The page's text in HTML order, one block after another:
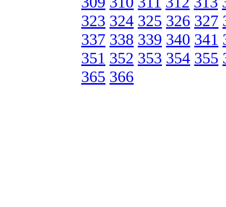
323 324 325 326 327
337 338 339 340 341
351 352 353 354 355
365 366